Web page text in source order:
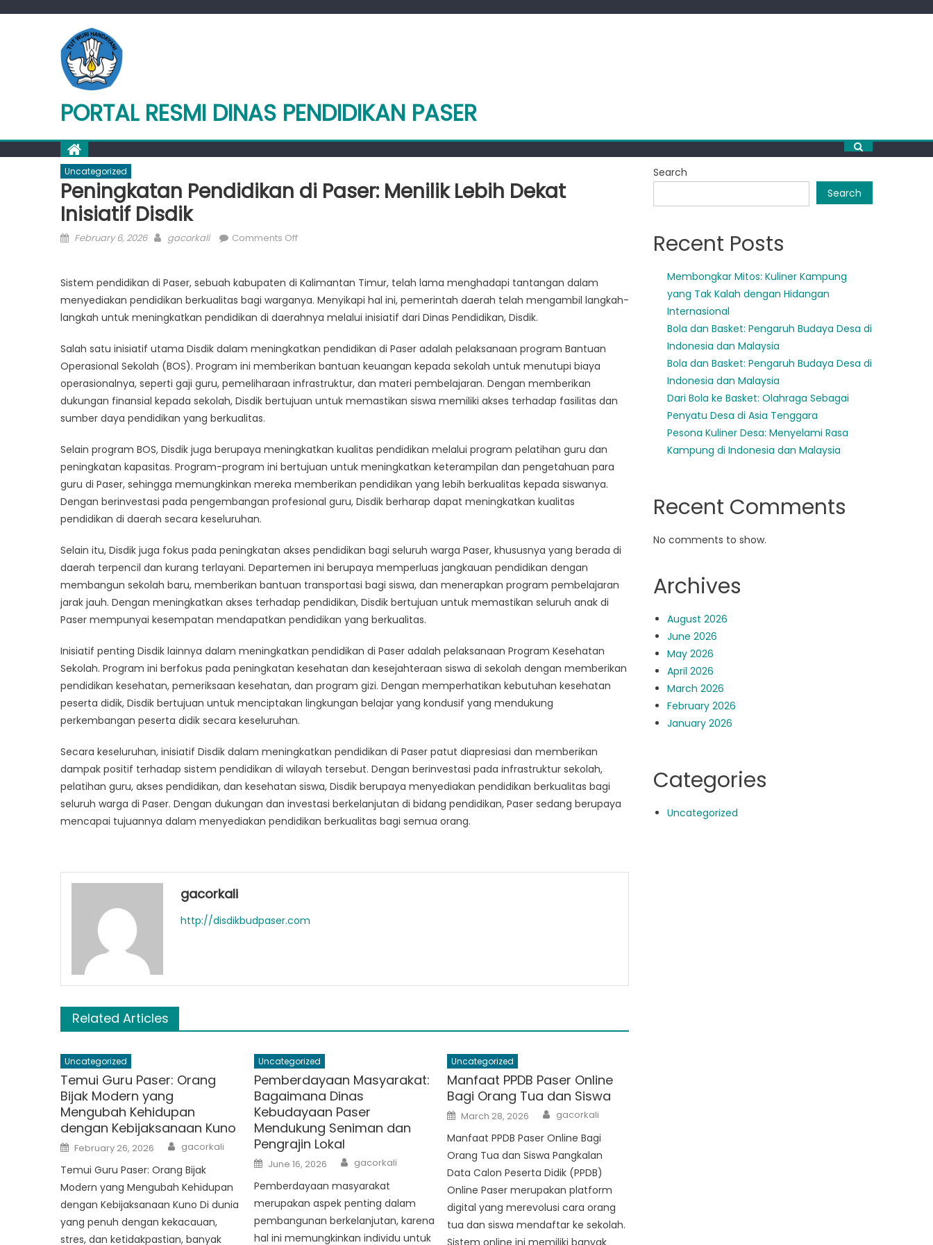
PORTAL RESMI DINAS PENDIDIKAN PASER
Uncategorized
Peningkatan Pendidikan di Paser: Menilik Lebih Dekat
Inisiatif Disdik
Posted
February 6, 2026 Author
gacorkali Comments Offon
di
Paser:
Menilik
Dekat
Inisiatif
Disdik
Sistem pendidikan di Paser, sebuah kabupaten di Kalimantan Timur, telah lama menghadapi tantangan dalam
menyediakan pendidikan berkualitas bagi warganya. Menyikapi hal ini, pemerintah daerah telah mengambil langkah-
langkah untuk meningkatkan pendidikan di daerahnya melalui inisiatif dari Dinas Pendidikan, Disdik.
Salah satu inisiatif utama Disdik dalam meningkatkan pendidikan di Paser adalah pelaksanaan program Bantuan
Operasional Sekolah (BOS). Program ini memberikan bantuan keuangan kepada sekolah untuk menutupi biaya
operasionalnya, seperti gaji guru, pemeliharaan infrastruktur, dan materi pembelajaran. Dengan memberikan
dukungan finansial kepada sekolah, Disdik bertujuan untuk memastikan siswa memiliki akses terhadap fasilitas dan
sumber daya pendidikan yang berkualitas.
Selain program BOS, Disdik juga berupaya meningkatkan kualitas pendidikan melalui program pelatihan guru dan
peningkatan kapasitas. Program-program ini bertujuan untuk meningkatkan keterampilan dan pengetahuan para
guru di Paser, sehingga memungkinkan mereka memberikan pendidikan yang lebih berkualitas kepada siswanya.
Dengan berinvestasi pada pengembangan profesional guru, Disdik berharap dapat meningkatkan kualitas
pendidikan di daerah secara keseluruhan.
Selain itu, Disdik juga fokus pada peningkatan akses pendidikan bagi seluruh warga Paser, khususnya yang berada di
daerah terpencil dan kurang terlayani. Departemen ini berupaya memperluas jangkauan pendidikan dengan
membangun sekolah baru, memberikan bantuan transportasi bagi siswa, dan menerapkan program pembelajaran
jarak jauh. Dengan meningkatkan akses terhadap pendidikan, Disdik bertujuan untuk memastikan seluruh anak di
Paser mempunyai kesempatan mendapatkan pendidikan yang berkualitas.
Inisiatif penting Disdik lainnya dalam meningkatkan pendidikan di Paser adalah pelaksanaan Program Kesehatan
Sekolah. Program ini berfokus pada peningkatan kesehatan dan kesejahteraan siswa di sekolah dengan memberikan
pendidikan kesehatan, pemeriksaan kesehatan, dan program gizi. Dengan memperhatikan kebutuhan kesehatan
peserta didik, Disdik bertujuan untuk menciptakan lingkungan belajar yang kondusif yang mendukung
perkembangan peserta didik secara keseluruhan.
Secara keseluruhan, inisiatif Disdik dalam meningkatkan pendidikan di Paser patut diapresiasi dan memberikan
dampak positif terhadap sistem pendidikan di wilayah tersebut. Dengan berinvestasi pada infrastruktur sekolah,
pelatihan guru, akses pendidikan, dan kesehatan siswa, Disdik berupaya menyediakan pendidikan berkualitas bagi
seluruh warga di Paser. Dengan dukungan dan investasi berkelanjutan di bidang pendidikan, Paser sedang berupaya
mencapai tujuannya dalam menyediakan pendidikan berkualitas bagi semua orang.
gacorkali
http://disdikbudpaser.com
Related Articles
Uncategorized
Temui Guru Paser: Orang
Bijak Modern yang
Mengubah Kehidupan
dengan Kebijaksanaan Kuno
Posted
on
February 26, 2026 Author
gacorkali
Temui Guru Paser: Orang Bijak
Modern yang Mengubah Kehidupan
dengan Kebijaksanaan Kuno Di dunia
yang penuh dengan kekacauan,
stres, dan ketidakpastian, banyak
Uncategorized
Pemberdayaan Masyarakat:
Bagaimana Dinas
Kebudayaan Paser
Mendukung Seniman dan
Pengrajin Lokal
Posted
on
June 16, 2026 Author
gacorkali
Pemberdayaan masyarakat
merupakan aspek penting dalam
pembangunan berkelanjutan, karena
hal ini memungkinkan individu untuk
Uncategorized
Manfaat PPDB Paser Online
Bagi Orang Tua dan Siswa
Posted
on
March 28, 2026 Author
gacorkali
Manfaat PPDB Paser Online Bagi
Orang Tua dan Siswa Pangkalan
Data Calon Peserta Didik (PPDB)
Online Paser merupakan platform
digital yang merevolusi cara orang
tua dan siswa mendaftar ke sekolah.
Sistem online ini memiliki banyak
Search
Search
Recent Posts
Membongkar Mitos: Kuliner Kampung
yang Tak Kalah dengan Hidangan
Internasional
Bola dan Basket: Pengaruh Budaya Desa di
Indonesia dan Malaysia
Bola dan Basket: Pengaruh Budaya Desa di
Indonesia dan Malaysia
Dari Bola ke Basket: Olahraga Sebagai
Penyatu Desa di Asia Tenggara
Pesona Kuliner Desa: Menyelami Rasa
Kampung di Indonesia dan Malaysia
Recent Comments
No comments to show.
Archives
August 2026
June 2026
May 2026
April 2026
March 2026
February 2026
January 2026
Categories
Uncategorized